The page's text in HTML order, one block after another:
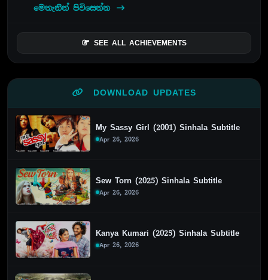
මෙතැනින් පිවිසෙන්න
SEE ALL ACHIEVEMENTS
DOWNLOAD UPDATES
My Sassy Girl (2001) Sinhala Subtitle
Apr 26, 2026
Sew Torn (2025) Sinhala Subtitle
Apr 26, 2026
Kanya Kumari (2025) Sinhala Subtitle
Apr 26, 2026